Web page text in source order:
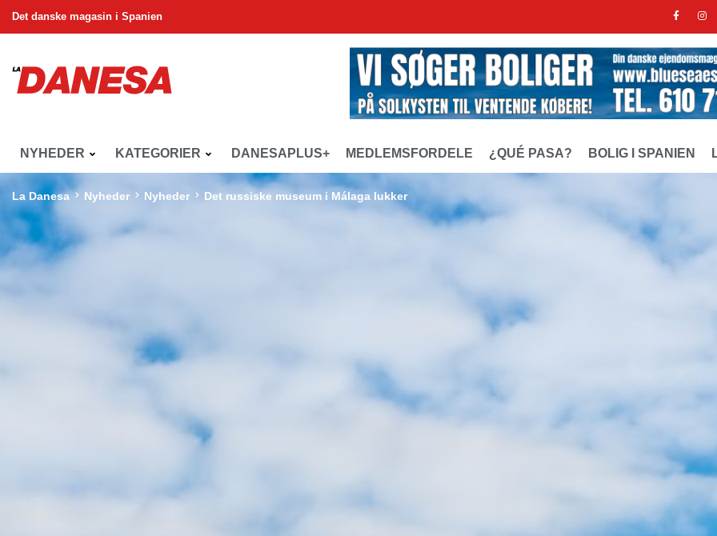
Det danske magasin i Spanien
NYHEDER KATEGORIER DANESAPLUS+ MEDLEMSFORDELE ¿QUÉ PASA? BOLIG I SPANIEN
La Danesa Nyheder Nyheder Det russiske museum i Málaga lukker